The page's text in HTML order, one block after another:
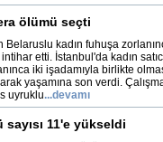
ölümü seçti
kadın fuhuşa
etti. İstanbul'da kadın
iki işadamıyla birlikte
yaşamına son verdi.
uyruklu...devamı
11'e yükseldi